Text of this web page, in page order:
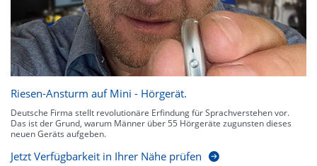
Riesen-Ansturm auf Mini - Hörgerät.
Deutsche Firma stellt revolutionäre Erfindung für Sprachverstehen vor.
Das ist der Grund, warum Männer über 55 Hörgeräte zugunsten dieses
neuen Geräts aufgeben.
Jetzt Verfügbarkeit in Ihrer Nähe prüfen